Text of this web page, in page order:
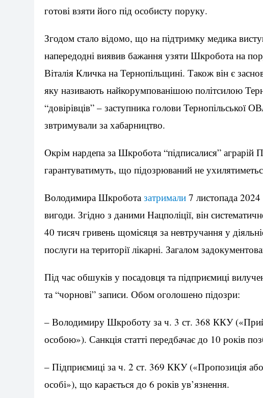
готові взяти його під особисту поруку.
Згодом стало відомо, що на підтримку медика
напередодні виявив бажання узяти Шкробота на
Віталія Кличка на Тернопільщині. Також він є
яку називають найкорумпованішою політсилою
“довірівців” – заступника голови Тернопільської
звтримували за хабарництво.
Окрім нардепа за Шкробота “підписалися” аграрій
гарантуватимуть, що підозрюваний не
Володимира Шкробота затримали 7 листопада
вигоди. Згідно з даними Нацполіції, він
40 тисяч гривень щомісяця за невтручання у
послуги на території лікарні. Загалом
Під час обшуків у посадовця та підприємиці
та “чорнові” записи. Обом оголошено підозри:
– Володимиру Шкроботу за ч. 3 ст. 368 ККУ
особою»). Санкція статті передбачає до 10 років
– Підприємиці за ч. 2 ст. 369 ККУ («Пропозиція
особі»), що карається до 6 років ув’язнення.